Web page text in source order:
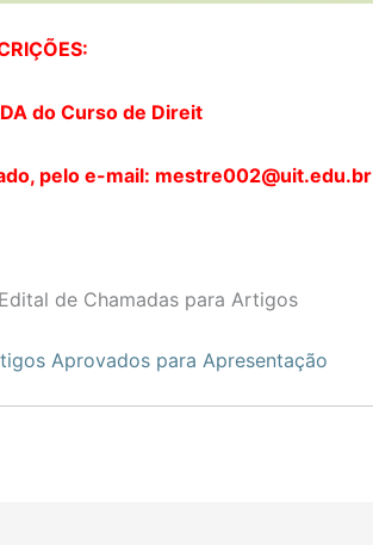
do Curso de Direit
pelo e-mail: mestre002@uit.edu.br
de Chamadas para Artigos
Aprovados para Apresentação